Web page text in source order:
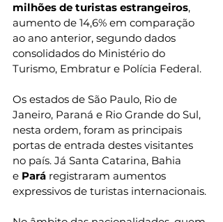
milhões de turistas estrangeiros,
aumento de 14,6% em comparação
ao ano anterior, segundo dados
consolidados do Ministério do
Turismo, Embratur e Polícia Federal.
Os estados de São Paulo, Rio de
Janeiro, Paraná e Rio Grande do Sul,
nesta ordem, foram as principais
portas de entrada destes visitantes
no país. Já Santa Catarina, Bahia
e Pará registraram aumentos
expressivos de turistas internacionais.